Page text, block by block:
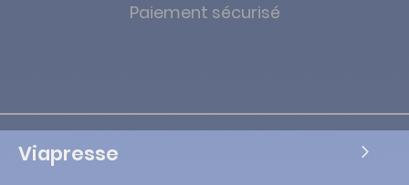
Paiement sécurisé
Viapresse